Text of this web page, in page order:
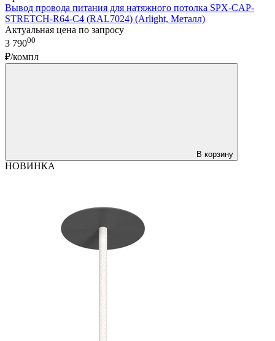
Вывод провода питания для натяжного потолка SPX-CAP-
STRETCH-R64-C4 (RAL7024) (Arlight, Металл)
Актуальная цена по запросу
3 79000
₽/компл
В корзину
НОВИНКА